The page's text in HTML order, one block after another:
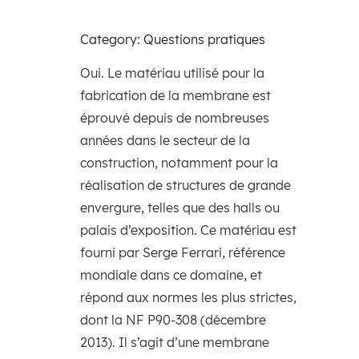
Category: Questions pratiques
Oui. Le matériau utilisé pour la
fabrication de la membrane est
éprouvé depuis de nombreuses
années dans le secteur de la
construction, notamment pour la
réalisation de structures de grande
envergure, telles que des halls ou
palais d’exposition. Ce matériau est
fourni par Serge Ferrari, référence
mondiale dans ce domaine, et
répond aux normes les plus strictes,
dont la NF P90-308 (décembre
2013). Il s’agit d’une membrane